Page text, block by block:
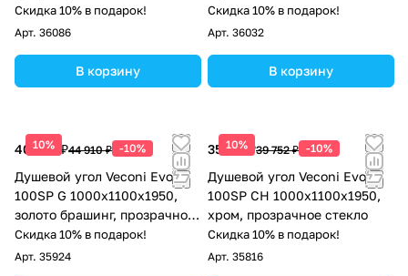
тонированное стекло
Скидка 10% в подарок!
Арт. 36086
В корзину
тонированное стекло
Скидка 10% в подарок!
Арт. 36032
В корзину
10%
40 419 ₽44 910 ₽ -10%
Душевой угол Veconi Evo
100SP G 1000х1100x1950,
золото брашинг, прозрачное
стекло
Скидка 10% в подарок!
Арт. 35924
10%
35 777 ₽39 752 ₽ -10%
Душевой угол Veconi Evo
100SP CH 1000х1100x1950,
хром, прозрачное стекло
Скидка 10% в подарок!
Арт. 35816